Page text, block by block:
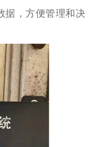
据，方便管理和决